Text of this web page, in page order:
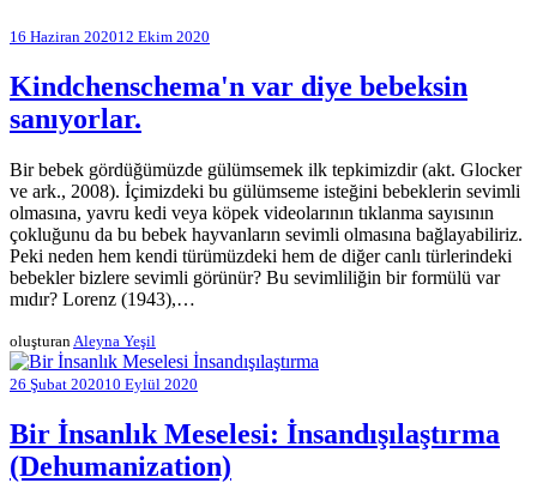
16 Haziran 202012 Ekim 2020
Kindchenschema'n var diye bebeksin
sanıyorlar.
Bir bebek gördüğümüzde gülümsemek ilk tepkimizdir (akt. Glocker
ve ark., 2008). İçimizdeki bu gülümseme isteğini bebeklerin sevimli
olmasına, yavru kedi veya köpek videolarının tıklanma sayısının
çokluğunu da bu bebek hayvanların sevimli olmasına bağlayabiliriz.
Peki neden hem kendi türümüzdeki hem de diğer canlı türlerindeki
bebekler bizlere sevimli görünür? Bu sevimliliğin bir formülü var
mıdır? Lorenz (1943),…
oluşturan Aleyna Yeşil
26 Şubat 202010 Eylül 2020
Bir İnsanlık Meselesi: İnsandışılaştırma
(Dehumanization)